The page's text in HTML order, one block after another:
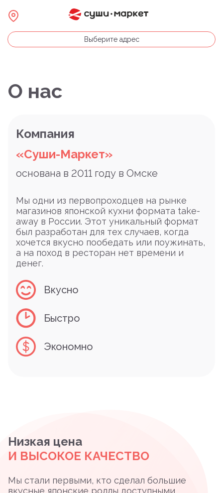
Выберите адрес
О нас
Компания
«Суши-Маркет»
основана в 2011 году в Омске
Мы одни из первопроходцев на рынке
магазинов японской кухни формата take-
away в России. Этот уникальный формат
был разработан для тех случаев, когда
хочется вкусно пообедать или поужинать,
а на поход в ресторан нет времени и
денег.
Вкусно
Быстро
Экономно
Низкая цена
И ВЫСОКОЕ КАЧЕСТВО
Мы стали первыми, кто сделал большие
вкусные японские роллы доступными